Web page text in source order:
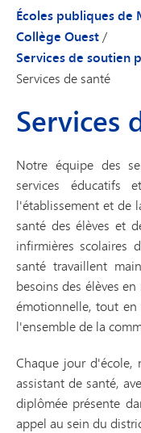
Écoles publiques de
Collège Ouest/
Services de soutien
Services de santé
Services
Notre équipe des
services éducatifs
l'établissement et de
santé des élèves et
infirmières scolaires
santé travaillent
besoins des élèves
émotionnelle, tout
l'ensemble de la
Chaque jour d'école,
assistant de santé,
diplômée présente
appel au sein du